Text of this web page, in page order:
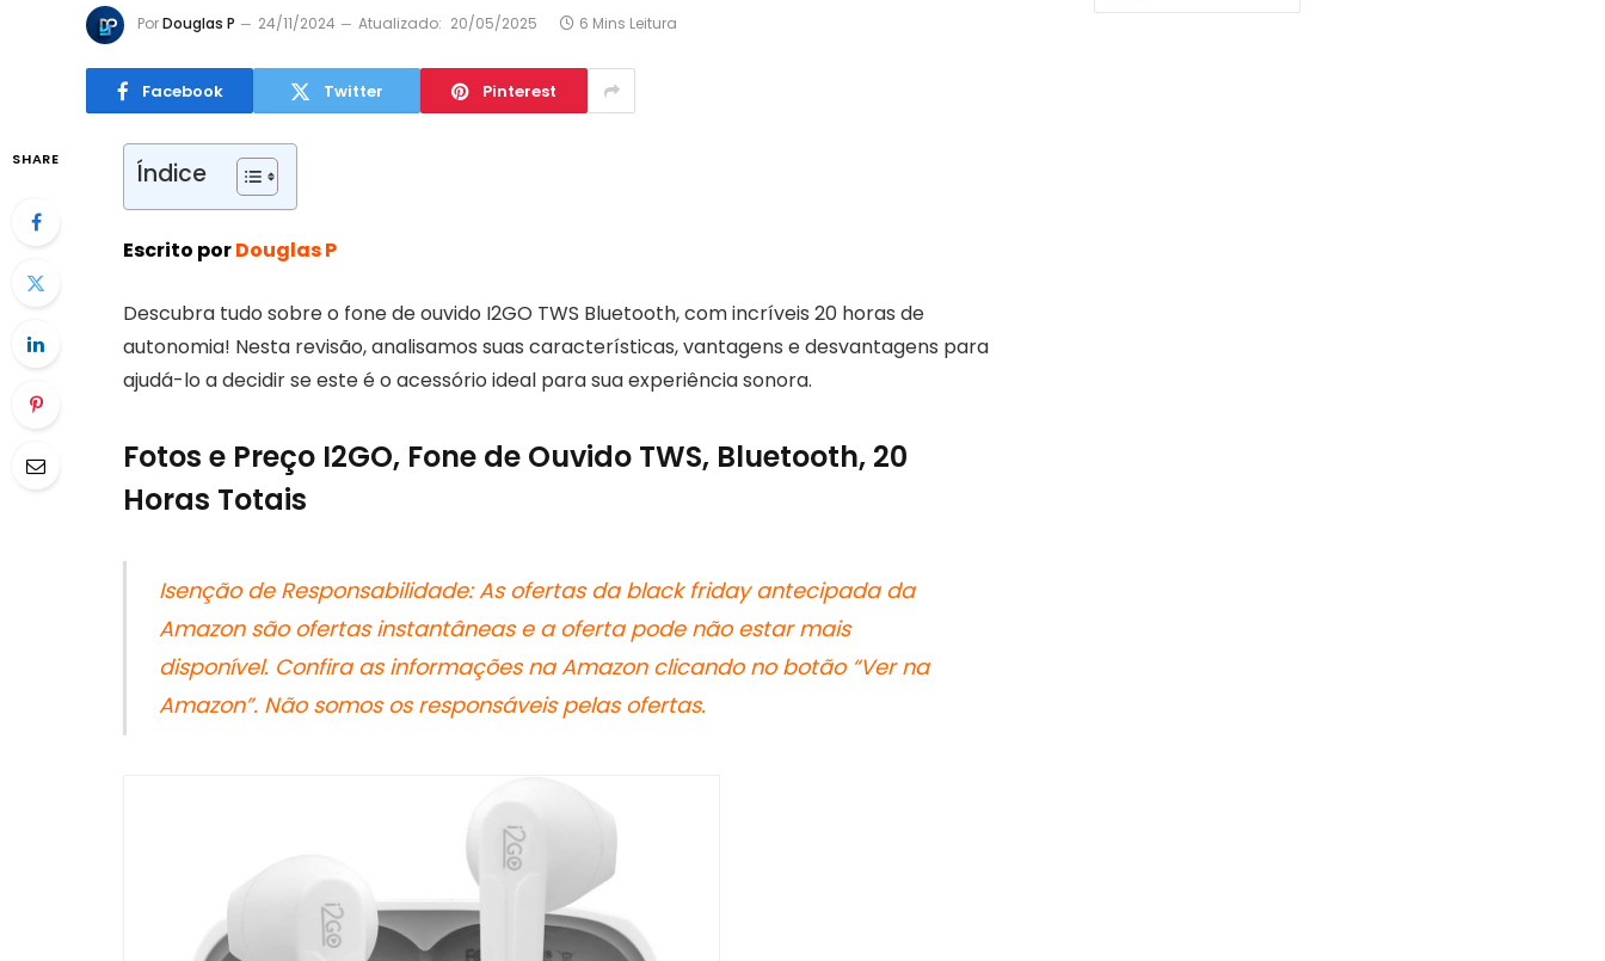
PorDouglas P 24/11/2024 Atualizado: 20/05/2025 6 Mins Leitura
Facebook Twitter Pinterest
SHARE Índice
Escrito porDouglas P
Descubra tudo sobre o fone de ouvido I2GO TWS Bluetooth, com incríveis 20 horas de
autonomia! Nesta revisão, analisamos suas características, vantagens e desvantagens para
ajudá-lo a decidir se este é o acessório ideal para sua experiência sonora.
Fotos e Preço I2GO, Fone de Ouvido TWS, Bluetooth, 20
Horas Totais
Isenção de Responsabilidade: As ofertas da black friday antecipada da
Amazon são ofertas instantâneas e a oferta pode não estar mais
disponível. Confira as informações na Amazon clicando no botão “Ver na
Amazon”. Não somos os responsáveis pelas ofertas.